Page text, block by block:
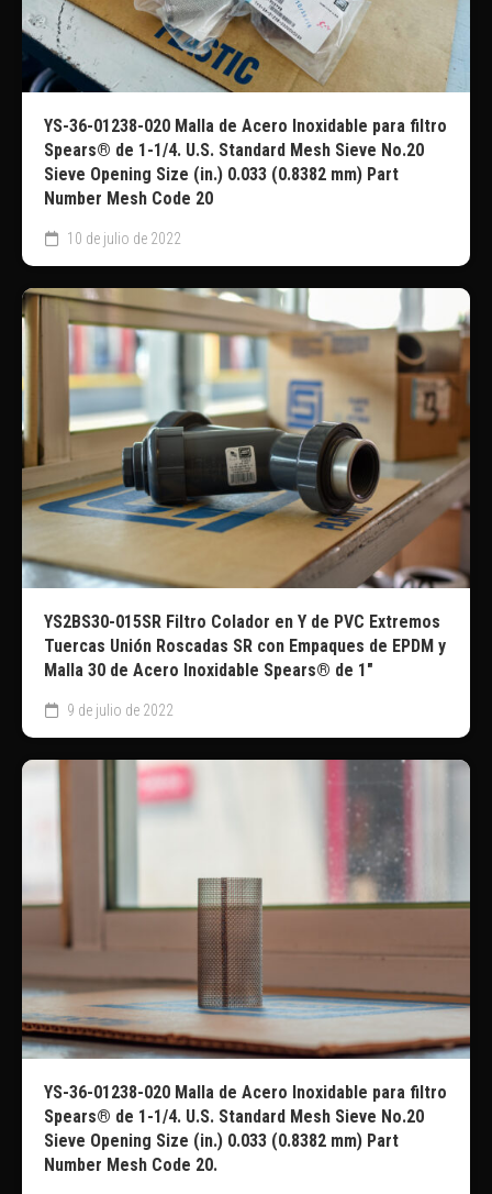
YS-36-01238-020 Malla de Acero Inoxidable para filtro
Spears® de 1-1/4. U.S. Standard Mesh Sieve No.20
Sieve Opening Size (in.) 0.033 (0.8382 mm) Part
Number Mesh Code 20
10 de julio de 2022
YS2BS30-015SR Filtro Colador en Y de PVC Extremos
Tuercas Unión Roscadas SR con Empaques de EPDM y
Malla 30 de Acero Inoxidable Spears® de 1″
9 de julio de 2022
YS-36-01238-020 Malla de Acero Inoxidable para filtro
Spears® de 1-1/4. U.S. Standard Mesh Sieve No.20
Sieve Opening Size (in.) 0.033 (0.8382 mm) Part
Number Mesh Code 20.